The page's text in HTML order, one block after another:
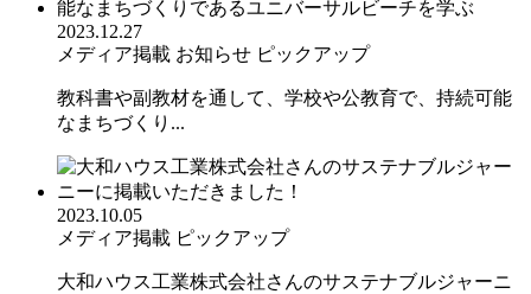
2023.12.27
メディア掲載 お知らせ ピックアップ
教科書や副教材を通して、学校や公教育で、持続可能
なまちづくり...
2023.10.05
メディア掲載 ピックアップ
大和ハウス工業株式会社さんのサステナブルジャーニ